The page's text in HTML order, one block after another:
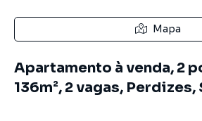
Mapa
Apartamento à venda, 2
136m², 2 vagas, Perdizes,